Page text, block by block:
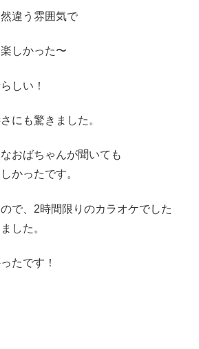
違う雰囲気で
しかった〜
しい！
にも驚きました。
おばちゃんが聞いても
かったです。
で、2時間限りのカラオケでした
した。
たです！